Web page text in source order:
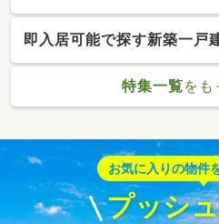
即入居可能で探す新築一戸
特集一覧をも
お気に入りの物件
プッシ